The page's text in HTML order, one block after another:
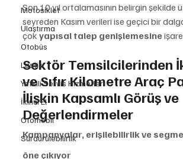
Motosiklet
Ulaştırma
Otobüs
Lastik
Yetkili Servis Hizmetleri
İkinci El
Otomobil
Sürdürülebilirlik
Son 10 yıl ortalamasının belirgin şekilde
seyreden Kasım verileri ise geçici bir
çok yapısal talep genişlemesine
Sektör Temsilcilerinden
ve Sıfır Kilometre Araç
İlişkin Kapsamlı Görüş ve
Değerlendirmeler
Kampanyalar, erişilebilirlik ve
öne çıkıyor